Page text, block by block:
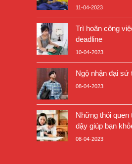
11-04-2023
Trì hoãn công
deadline
10-04-2023
Ngộ nhận đại sứ
08-04-2023
Những thói quen
dậy giúp bạn
08-04-2023